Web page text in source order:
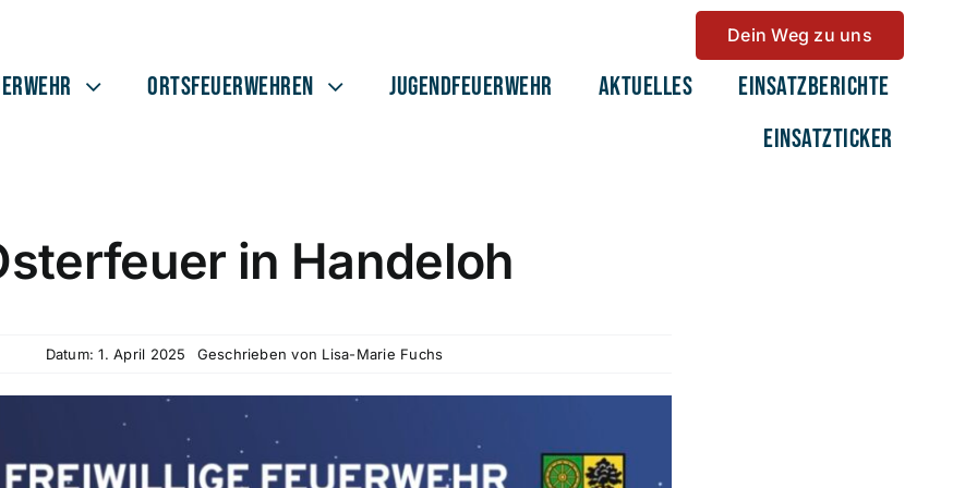
Dein Weg zu uns
Ortsfeuerwehren Jugendfeuerwehr Aktuelles
Einsatzberichte
Einsatzticker
in Handeloh
Datum: 1. April 2025 Geschrieben von Lisa-Marie Fuchs